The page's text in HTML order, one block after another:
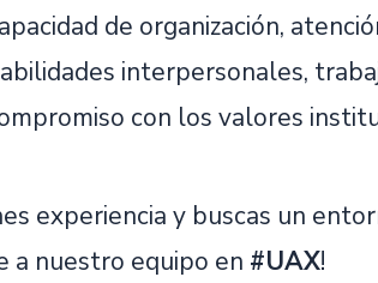
de organización,
interpersonales,
con los valores
experiencia y buscas un
a nuestro equipo en #UAX!